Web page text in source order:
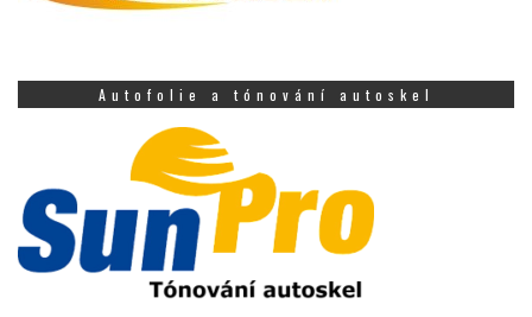
Autofolie a tónování autoskel